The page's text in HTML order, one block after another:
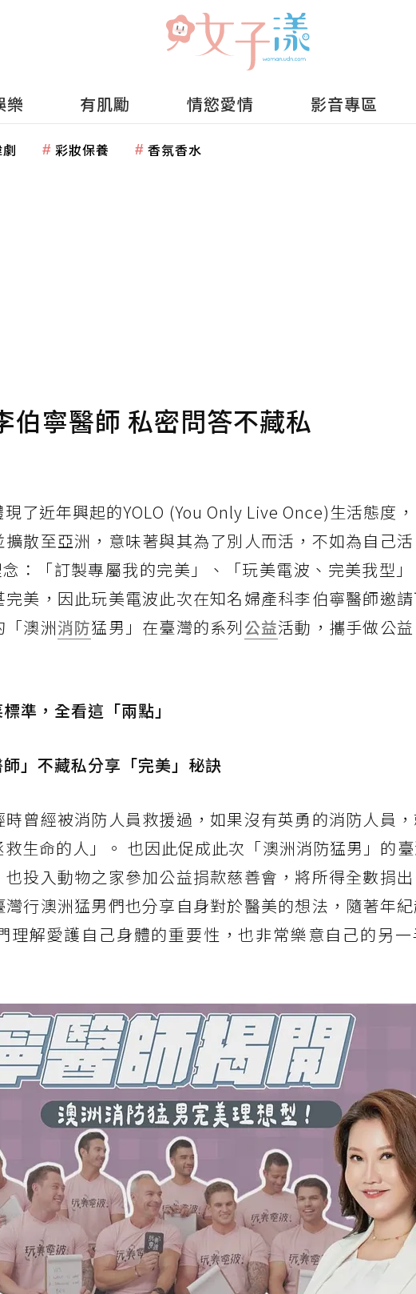
樂 有肌勵 情慾愛情 影音專區
彩妝保養 香氛香水
伯寧醫師 私密問答不藏私
了近年興起的YOLO (You Only Live Once)生活態度
散至亞洲，意味著與其為了別人而活，不如為自己
：「訂製專屬我的完美」、「玩美電波、完美我型
美，因此玩美電波此次在知名婦產科李伯寧醫師邀
澳洲消防猛男」在臺灣的系列公益活動，攜手做公
準，全看這「兩點」
」不藏私分享「完美」秘訣
曾經被消防人員救援過，如果沒有英勇的消防人員
生命的人」。 也因此促成此次「澳洲消防猛男」的
投入動物之家參加公益捐款慈善會，將所得全數捐
行澳洲猛男們也分享自身對於醫美的想法，隨著年
理解愛護自己身體的重要性，也非常樂意自己的另